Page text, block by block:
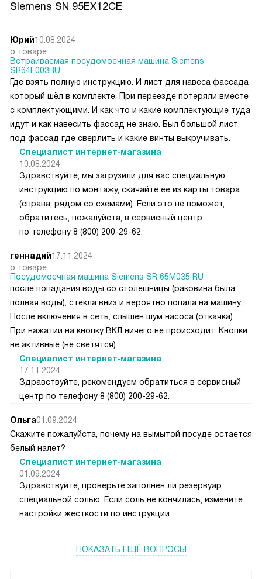
Siemens SN 95EX12CE
Юрий10.08.2024
о товаре:
Встраиваемая посудомоечная машина Siemens
SR64E003RU
Где взять полную инструкцию. И лист для навеса фассада
который шёл в комплекте. При переезде потеряли вместе
с комплектующими. И как что и какие комплектующие туда
идут и как навесить фассад не знаю. Был большой лист
под фассад где сверлить и какие винты выкручивать.
Специалист интернет-магазина
10.08.2024
Здравствуйте, мы загрузили для вас специальную
инструкцию по монтажу, скачайте ее из карты товара
(справа, рядом со схемами). Если это не поможет,
обратитесь, пожалуйста, в сервисный центр
по телефону 8 (800) 200-29-62.
геннадий17.11.2024
о товаре:
Посудомоечная машина Siemens SR 65M035 RU
после попадания воды со столешницы (раковина была
полная воды), стекла вниз и вероятно попала на машину.
После включения в сеть, слышен шум насоса (откачка).
При нажатии на кнопку ВКЛ ничего не происходит. Кнопки
не активные (не светятся).
Специалист интернет-магазина
17.11.2024
Здравствуйте, рекомендуем обратиться в сервисный
центр по телефону 8 (800) 200-29-62.
Ольга01.09.2024
Скажите пожалуйста, почему на вымытой посуде остается
белый налет?
Специалист интернет-магазина
01.09.2024
Здравствуйте, проверьте заполнен ли резервуар
специальной солью. Если соль не кончилась, измените
настройки жесткости по инструкции.
ПОКАЗАТЬ ЕЩЁ ВОПРОСЫ